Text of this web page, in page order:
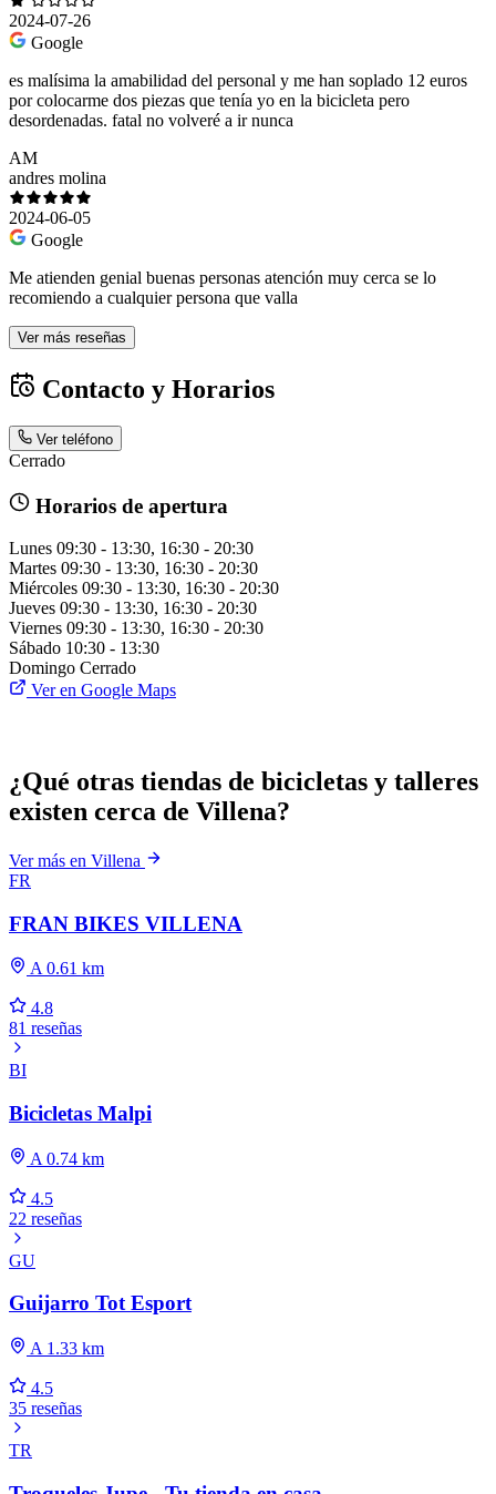
2024-07-26
Google
es malísima la amabilidad del personal y me han soplado 12 euros
por colocarme dos piezas que tenía yo en la bicicleta pero
desordenadas. fatal no volveré a ir nunca
AM
andres molina
2024-06-05
Google
Me atienden genial buenas personas atención muy cerca se lo
recomiendo a cualquier persona que valla
Ver más reseñas
Contacto y Horarios
Ver teléfono
Cerrado
Horarios de apertura
Lunes 09:30 - 13:30, 16:30 - 20:30
Martes 09:30 - 13:30, 16:30 - 20:30
Miércoles 09:30 - 13:30, 16:30 - 20:30
Jueves 09:30 - 13:30, 16:30 - 20:30
Viernes 09:30 - 13:30, 16:30 - 20:30
Sábado 10:30 - 13:30
Domingo Cerrado
Ver en Google Maps
¿Qué otras tiendas de bicicletas y talleres
existen cerca de Villena?
Ver más en Villena
FR
FRAN BIKES VILLENA
A 0.61 km
4.8
81 reseñas
BI
Bicicletas Malpi
A 0.74 km
4.5
22 reseñas
GU
Guijarro Tot Esport
A 1.33 km
4.5
35 reseñas
TR